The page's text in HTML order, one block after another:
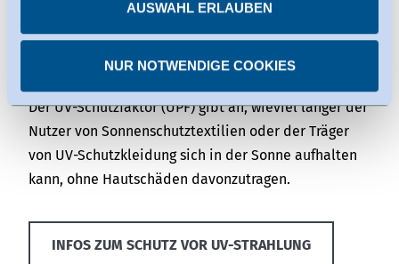
Privacy Framework. Details dazu finden Sie bei den
einzelnen Diensten.
Sie können erteilte Einwilligungen jederzeit
widerrufen.
AUSWAHL ERLAUBEN
NUR NOTWENDIGE COOKIES
internationaler Standards durch und bieten Ihnen
anschließend die Möglichkeit, den ermittelten UPF
Der UV-Schutzfaktor (UPF) gibt an, wieviel länger der
Nutzer von Sonnenschutztextilien oder der Träger
von UV-Schutzkleidung sich in der Sonne aufhalten
kann, ohne Hautschäden davonzutragen.
INFOS ZUM SCHUTZ VOR UV-STRAHLUNG